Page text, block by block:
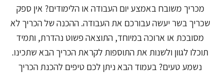
מכריך משובח באמצע יום העבודה או הלימודים? אין ספק
שכריך בשר יעשה עבורכם את העבודה. ההכנה של הכריך לא
מסובכת או ארוכה במיוחד, התוצאה פשוט נהדרת, ותמיד
תוכלו לגוון ולשנות את התוספות לקראת הכריך הבא שתכינו.
נשמע טעים? בעמוד הבא ניתן לכם טיפים להכנת הכריך